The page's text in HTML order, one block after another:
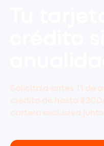
Solicítala antes 11 de
crédito de hasta
cartera exclusiva